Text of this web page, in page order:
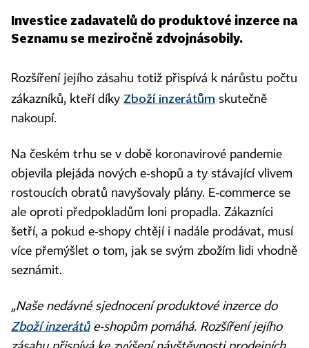
Investice zadavatelů do produktové inzerce na
Seznamu se meziročně zdvojnásobily.
Rozšíření jejího zásahu totiž přispívá k nárůstu počtu
zákazníků, kteří díky Zboží inzerátům skutečně
nakoupí.
Na českém trhu se v době koronavirové pandemie
objevila plejáda nových e-shopů a ty stávající vlivem
rostoucích obratů navyšovaly plány. E-commerce se
ale oproti předpokladům loni propadla. Zákazníci
šetří, a pokud e-shopy chtějí i nadále prodávat, musí
více přemýšlet o tom, jak se svým zbožím lidi vhodně
seznámit.
„Naše nedávné sjednocení produktové inzerce do
Zboží inzerátůe-shopům pomáhá. Rozšíření jejího